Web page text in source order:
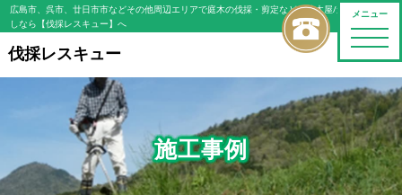
メニュー
toggle
広島市、呉市、廿日市市などその他周辺エリアで庭木の伐採・剪定などの植木屋/造園屋をお探
しなら【伐採レスキュー】へ
伐採レスキュー
施工事例